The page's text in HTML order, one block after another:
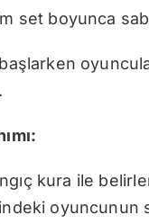
set boyunca
kura ile
oyuncunun